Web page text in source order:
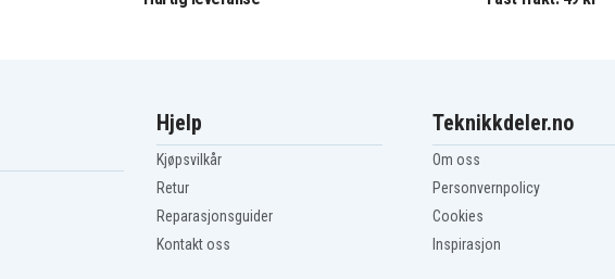
Hjelp
Kjøpsvilkår
Retur
Reparasjonsguider
Kontakt oss
Teknikkdeler.no
Om oss
Personvernpolicy
Cookies
Inspirasjon